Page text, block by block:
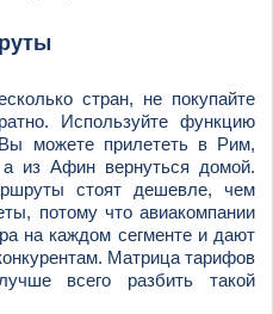
стран, не покупайте
Используйте функцию
Вы можете прилететь в Рим,
из Афин вернуться домой.
стоят дешевле, чем
потому что авиакомпании
на каждом сегменте и дают
Матрица тарифов
всего разбить такой